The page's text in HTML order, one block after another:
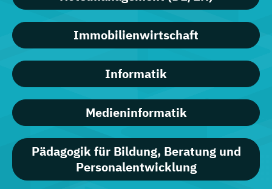
Immobilienwirtschaft
Informatik
Medieninformatik
Pädagogik für Bildung, Beratung und
Personalentwicklung